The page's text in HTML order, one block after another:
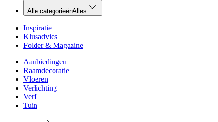
Alle categorieënAlles
Inspiratie
Klusadvies
Folder & Magazine
Aanbiedingen
Raamdecoratie
Vloeren
Verlichting
Verf
Tuin